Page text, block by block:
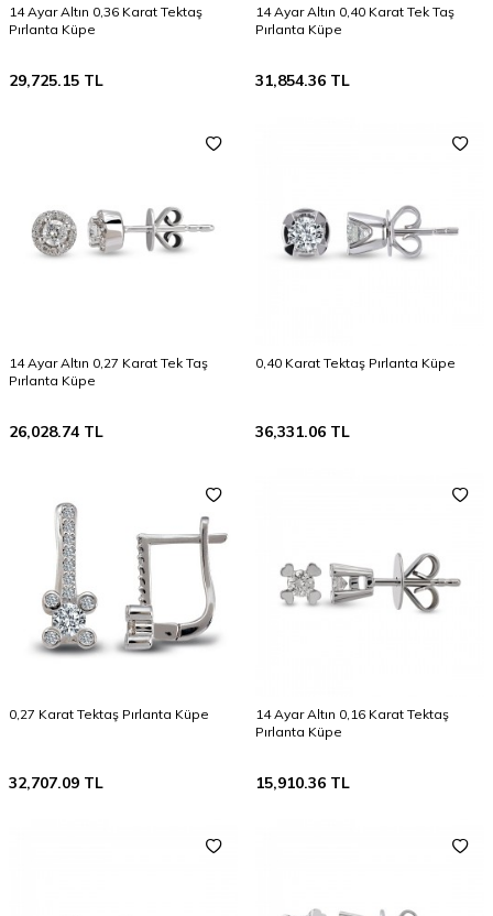
14 Ayar Altın 0,36 Karat Tektaş
Pırlanta Küpe
29,725.15 TL
14 Ayar Altın 0,40 Karat Tek Taş
Pırlanta Küpe
31,854.36 TL
14 Ayar Altın 0,27 Karat Tek Taş
Pırlanta Küpe
26,028.74 TL
0,40 Karat Tektaş Pırlanta Küpe
36,331.06 TL
0,27 Karat Tektaş Pırlanta Küpe
32,707.09 TL
14 Ayar Altın 0,16 Karat Tektaş
Pırlanta Küpe
15,910.36 TL